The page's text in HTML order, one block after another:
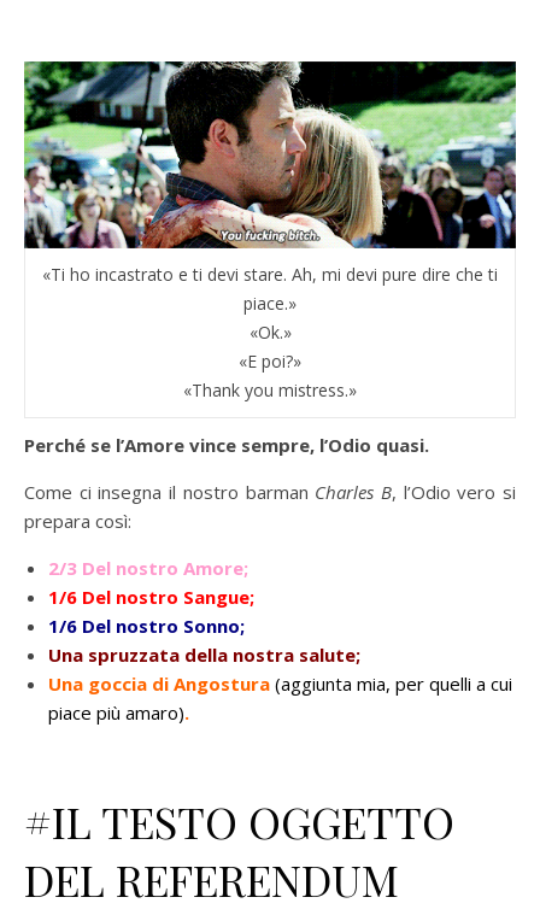
«Ti ho incastrato e ti devi stare. Ah, mi devi pure dire che ti
piace.»
«Ok.»
«E poi?»
«Thank you mistress.»
Perché se l’Amore vince sempre, l’Odio quasi.
Come ci insegna il nostro barman Charles B, l’Odio vero si
prepara così:
2/3 Del nostro Amore;
1/6 Del nostro Sangue;
1/6 Del nostro Sonno;
Una spruzzata della nostra salute;
Una goccia di Angostura (aggiunta mia, per quelli a cui
piace più amaro).
#IL TESTO OGGETTO
DEL REFERENDUM